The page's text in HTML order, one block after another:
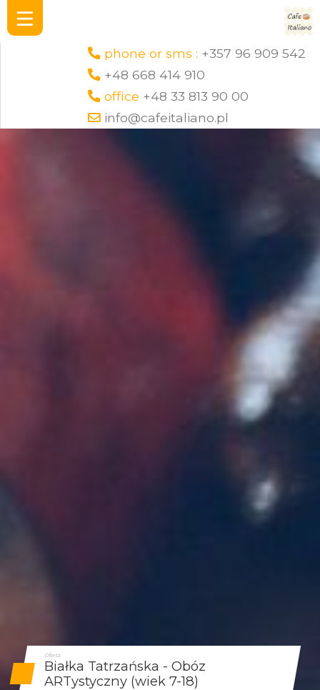
phone or sms : +357 96 909 542
+48 668 414 910
office +48 33 813 90 00
info@cafeitaliano.pl
Oferta
Białka Tatrzańska - Obóz
ARTystyczny (wiek 7-18)